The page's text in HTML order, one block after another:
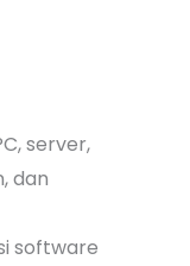
server,
dan
software